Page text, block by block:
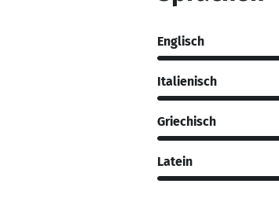
Englisch
Italienisch
Griechisch
Latein